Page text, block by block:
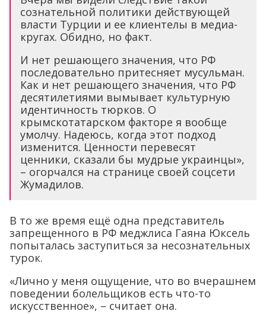
сознательной политики действующей
власти Турции и ее клиентелы в медиа-
кругах. Обидно, но факт.
И нет решающего значения, что РФ
последовательно притесняет мусульман.
Как и нет решающего значения, что РФ
десятилетиями вымывает культурную
идентичность тюрков. О
крымскотатарском факторе я вообще
умолчу. Надеюсь, когда этот подход
изменится. Ценности перевесят
ценники, сказали бы мудрые украинцы»,
– огорчался на странице своей соцсети
Жумадилов.
В то же время ещё одна представитель
запрещенного в РФ меджлиса Гаяна Юксель
попыталась заступиться за несознательных
турок.
«Лично у меня ощущение, что во вчерашнем
поведении болельщиков есть что-то
искусственное», – считает она.